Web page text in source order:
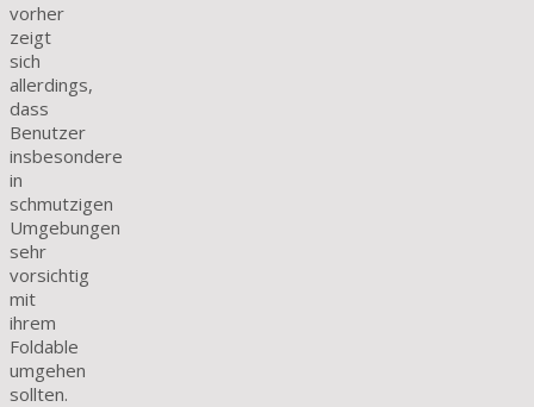
vorher
zeigt
sich
allerdings,
dass
Benutzer
insbesondere
in
schmutzigen
Umgebungen
sehr
vorsichtig
mit
ihrem
Foldable
umgehen
sollten.